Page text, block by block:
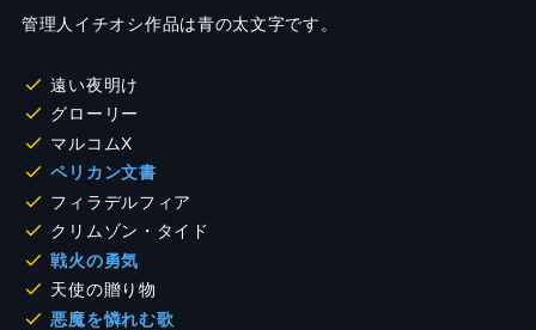
管理人イチオシ作品は青の太文字です。
遠い夜明け
グローリー
マルコムX
ペリカン文書
フィラデルフィア
クリムゾン・タイド
戦火の勇気
天使の贈り物
悪魔を憐れむ歌